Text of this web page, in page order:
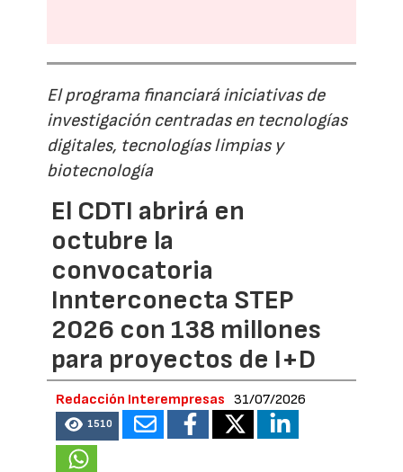
El programa financiará iniciativas de
investigación centradas en tecnologías
digitales, tecnologías limpias y
biotecnología
El CDTI abrirá en
octubre la
convocatoria
Innterconecta STEP
2026 con 138 millones
para proyectos de I+D
Redacción Interempresas 31/07/2026
1510